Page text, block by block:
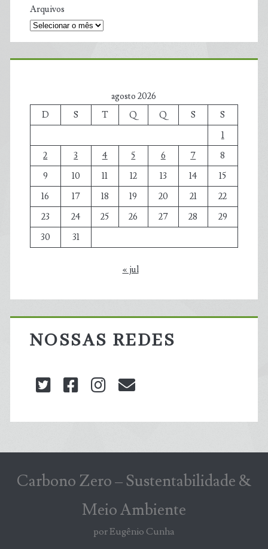
Arquivos
agosto 2026
D
S T Q Q S
S
1
2
3 4 5 6 7
8
9
10 11 12 13 14
15
16
17 18 19 20 21
22
23
24 25 26 27 28
29
30
31
« jul
NOSSAS REDES
twitterfacebookinstagram
Carbono Zero – Sustentabilidade &
Meio Ambiente
por Eugênio Cunha